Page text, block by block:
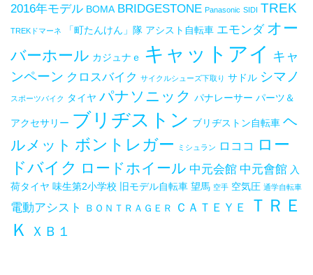
2016年モデル BOMA BRIDGESTONE Panasonic SIDI TREK
TREKドマーネ 「町たんけん」隊 アシスト自転車 エモンダ オー
バーホール カジュナｅ キャットアイ キャ
ンペーン クロスバイク サイクルシューズ下取り サドル シマノ
スポーツバイク タイヤ パナソニック パナレーサー パーツ＆
アクセサリー ブリヂストン ブリヂストン自転車 ヘ
ルメット ボントレガー ミシュラン ロココ ロー
ドバイク ロードホイール 中元会館 中元會館 入
荷タイヤ 味生第2小学校 旧モデル自転車 望馬 空手 空気圧 通学自転車
電動アシスト ＢＯＮＴＲＡＧＥＲ ＣＡＴＥＹＥ
ＴＲＥ
Ｋ
ＸＢ１